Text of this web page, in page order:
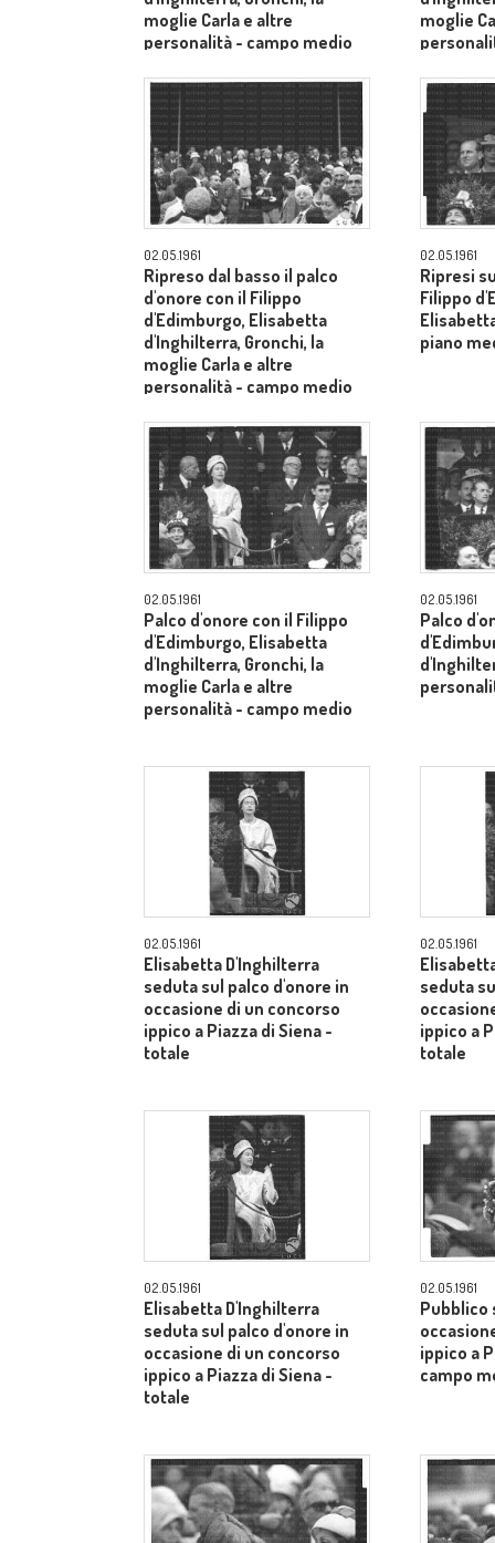
moglie Carla e altre
personalità - campo medio
moglie
02.05.1961
Ripreso dal basso il palco
d'onore con il Filippo
d'Edimburgo, Elisabetta
d'Inghilterra, Gronchi, la
moglie Carla e altre
personalità - campo medio
02.05.1961
Ripresi
Filippo
piano
02.05.1961
Palco d'onore con il Filippo
d'Edimburgo, Elisabetta
d'Inghilterra, Gronchi, la
moglie Carla e altre
personalità - campo medio
02.05.1961
Palco
02.05.1961
Elisabetta D'Inghilterra
seduta sul palco d'onore in
occasione di un concorso
ippico a Piazza di Siena -
totale
02.05.1961
seduta
ippico a
totale
02.05.1961
Elisabetta D'Inghilterra
seduta sul palco d'onore in
occasione di un concorso
ippico a Piazza di Siena -
totale
02.05.1961
Pubblico
ippico a
campo